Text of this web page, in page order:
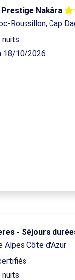
Prestige Nakâra
Roussillon, Cap
nuits
18/10/2026
- Séjours
Alpes Côte d'Azur
nuits